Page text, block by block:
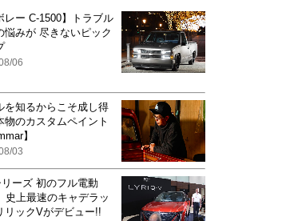
レー C-1500】トラブル
悩みが 尽きないピック
06
を知るからこそ成し得
物のカスタムペイント
】
03
リーズ 初のフル電動
史上最速のキャデラッ
リックVがデビュー!!